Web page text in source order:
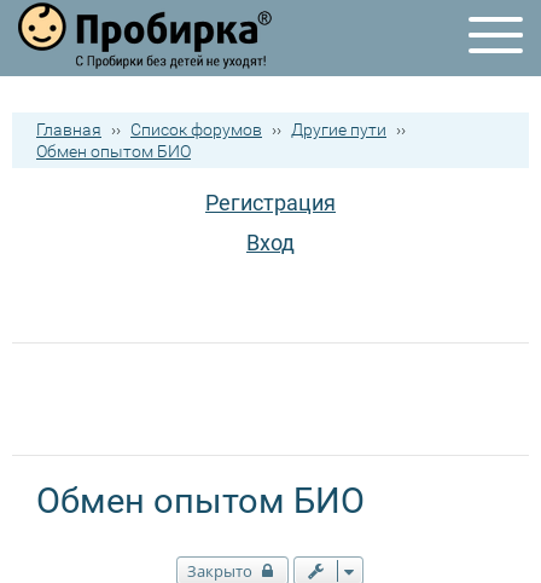
Главная ›› Список форумов ›› Другие пути
››
Обмен опытом БИО
Регистрация
Вход
Обмен опытом БИО
Закрыто